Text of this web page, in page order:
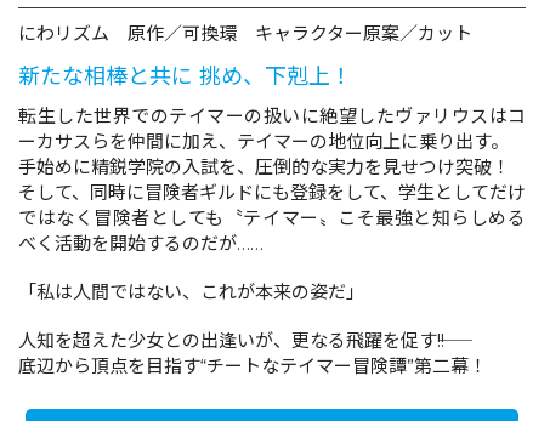
リキューレ
コミックパルフェ
にわリズム 原作／可換環 キャラクター原案／カット
新たな相棒と共に 挑め、下剋上！
転生した世界でのテイマーの扱いに絶望したヴァリウスはコ
ーカサスらを仲間に加え、テイマーの地位向上に乗り出す。
手始めに精鋭学院の入試を、圧倒的な実力を見せつけ突破！
そして、同時に冒険者ギルドにも登録をして、学生としてだけ
ではなく冒険者としても〝テイマー〟こそ最強と知らしめる
べく活動を開始するのだが……
「私は人間ではない、これが本来の姿だ」
人知を超えた少女との出逢いが、更なる飛躍を促す――!!
底辺から頂点を目指す“チートなテイマー冒険譚”第二幕！